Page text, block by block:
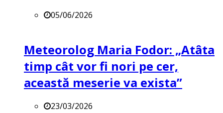
05/06/2026
Meteorolog Maria Fodor: „Atâta
timp cât vor fi nori pe cer,
această meserie va exista”
23/03/2026